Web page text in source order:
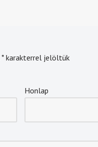
*karakterrel jelöltük
Honlap